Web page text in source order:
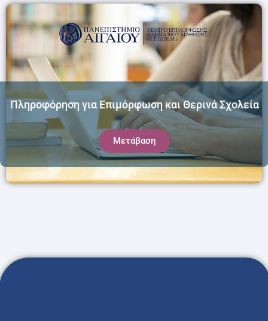
Πληροφόρηση για Επιμόρφωση και Θερινά Σχολεία
Μετάβαση